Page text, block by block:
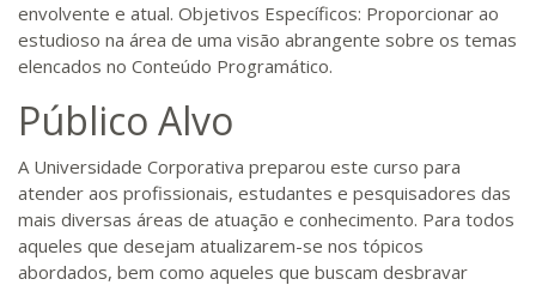
envolvente e atual. Objetivos Específicos: Proporcionar ao
estudioso na área de uma visão abrangente sobre os temas
elencados no Conteúdo Programático.
Público Alvo
A Universidade Corporativa preparou este curso para
atender aos profissionais, estudantes e pesquisadores das
mais diversas áreas de atuação e conhecimento. Para todos
aqueles que desejam atualizarem-se nos tópicos
abordados, bem como aqueles que buscam desbravar